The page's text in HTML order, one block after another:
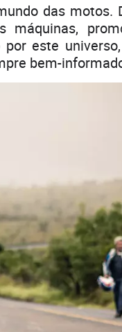
das motos.
máquinas,
este
bem-